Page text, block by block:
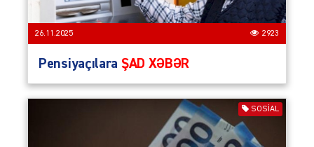
26.11.2025 2923
Pensiyaçılara ŞAD XƏBƏR
SOSIAL